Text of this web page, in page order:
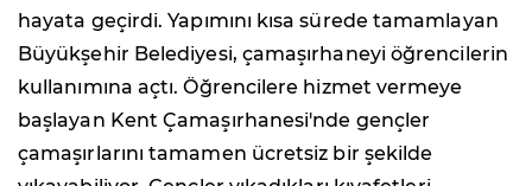
hayata geçirdi. Yapımını kısa sürede tamamlayan
Büyükşehir Belediyesi, çamaşırhaneyi öğrencilerin
kullanımına açtı. Öğrencilere hizmet vermeye
başlayan Kent Çamaşırhanesi'nde gençler
çamaşırlarını tamamen ücretsiz bir şekilde